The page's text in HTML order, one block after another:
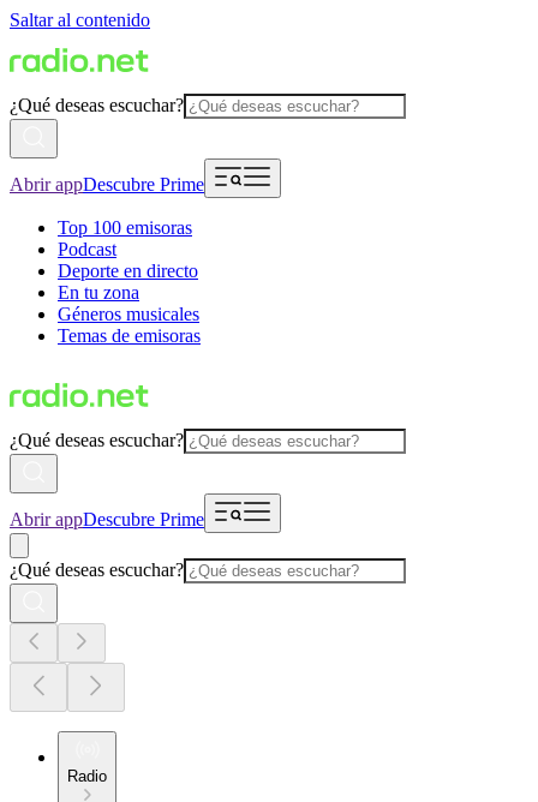
Saltar al contenido
¿Qué deseas escuchar?
Abrir appDescubre Prime
Top 100 emisoras
Podcast
Deporte en directo
En tu zona
Géneros musicales
Temas de emisoras
¿Qué deseas escuchar?
Abrir appDescubre Prime
¿Qué deseas escuchar?
Radio